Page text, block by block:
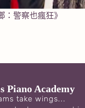
：警察也瘋狂》
Piano Academy
take wings...